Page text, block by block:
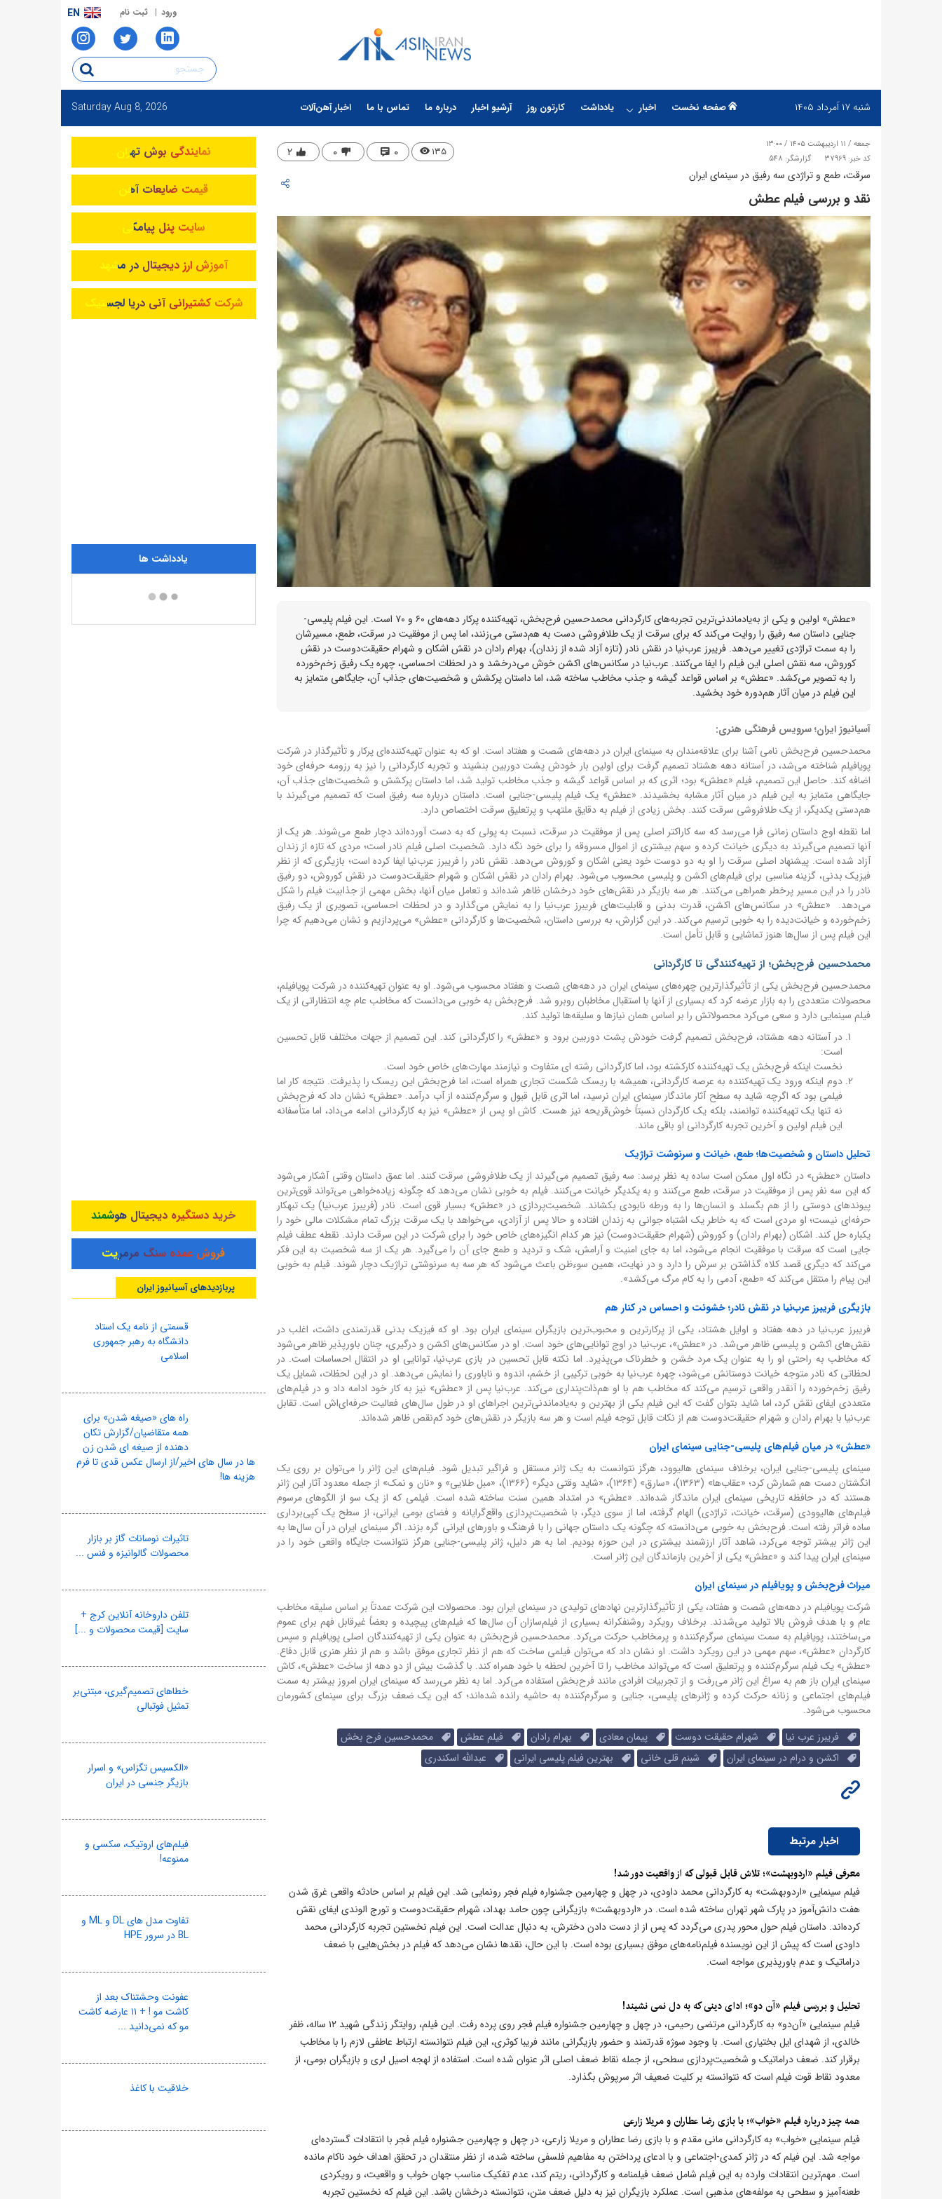
ورود ثبت نام EN
شنبه ۱۷ اَمرداد ۱۴۰۵ صفحه نخست اخبار یادداشت کارتون روز آرشیو اخبار درباره ما تماس با ما اخبار آهن‌آلات SaturdayAug 8, 2026
جمعه / ۱۱ اردیبهشت ۱۴۰۵ / ۱۳:۰۰
کد خبر: 37969
گزارشگر: 548 ۱۳۵ ۰ ۰ ۲
سرقت، طمع و تراژدی سه رفیق در سینمای ایران
نقد و بررسی فیلم عطش
«عطش» اولین و یکی از به‌یادماندنی‌ترین تجربه‌های کارگردانی محمدحسین فرح‌بخش، تهیه‌کننده پرکار دهه‌های ۶۰ و ۷۰ است. این فیلم پلیسی-
جنایی داستان سه رفیق را روایت می‌کند که برای سرقت از یک طلافروشی دست به هم‌دستی می‌زنند، اما پس از موفقیت در سرقت، طمع، مسیرشان
را به سمت تراژدی تغییر می‌دهد. فریبرز عرب‌نیا در نقش نادر (تازه آزاد شده از زندان)، بهرام رادان در نقش اشکان و شهرام حقیقت‌دوست در نقش
کوروش، سه نقش اصلی این فیلم را ایفا می‌کنند. عرب‌نیا در سکانس‌های اکشن خوش می‌درخشد و در لحظات احساسی، چهره یک رفیق زخم‌خورده
را به تصویر می‌کشد. «عطش» بر اساس قواعد گیشه و جذب مخاطب ساخته شد، اما داستان پرکشش و شخصیت‌های جذاب آن، جایگاهی متمایز به
این فیلم در میان آثار هم‌دوره خود بخشید.
آسیانیوز ایران؛ سرویس فرهنگی هنری:
محمدحسین فرح‌بخش نامی آشنا برای علاقه‌مندان به سینمای ایران در دهه‌های شصت و هفتاد است. او که به عنوان تهیه‌کننده‌ای پرکار و تأثیرگذار در شرکت
پویافیلم شناخته می‌شد، در آستانه دهه هشتاد تصمیم گرفت برای اولین بار خودش پشت دوربین بنشیند و تجربه کارگردانی را نیز به رزومه حرفه‌ای خود
اضافه کند. حاصل این تصمیم، فیلم «عطش» بود؛ اثری که بر اساس قواعد گیشه و جذب مخاطب تولید شد، اما داستان پرکشش و شخصیت‌های جذاب آن،
جایگاهی متمایز به این فیلم در میان آثار مشابه بخشیدند. «عطش» یک فیلم پلیسی-جنایی است. داستان درباره سه رفیق است که تصمیم می‌گیرند با
هم‌دستی یکدیگر، از یک طلافروشی سرقت کنند. بخش زیادی از فیلم به دقایق ملتهب و پرتعلیق سرقت اختصاص دارد.
اما نقطه اوج داستان زمانی فرا می‌رسد که سه کاراکتر اصلی پس از موفقیت در سرقت، نسبت به پولی که به دست آورده‌اند دچار طمع می‌شوند. هر یک از
آنها تصمیم می‌گیرند به دیگری خیانت کرده و سهم بیشتری از اموال مسروقه را برای خود نگه دارد. شخصیت اصلی فیلم نادر است؛ مردی که تازه از زندان
آزاد شده است. پیشنهاد اصلی سرقت را او به دو دوست خود یعنی اشکان و کوروش می‌دهد. نقش نادر را فریبرز عرب‌نیا ایفا کرده است؛ بازیگری که از نظر
فیزیک بدنی، گزینه مناسبی برای فیلم‌های اکشن و پلیسی محسوب می‌شود. بهرام رادان در نقش اشکان و شهرام حقیقت‌دوست در نقش کوروش، دو رفیق
نادر را در این مسیر پرخطر همراهی می‌کنند. هر سه بازیگر در نقش‌های خود درخشان ظاهر شده‌اند و تعامل میان آنها، بخش مهمی از جذابیت فیلم را شکل
می‌دهد. «عطش» در سکانس‌های اکشن، قدرت بدنی و قابلیت‌های فریبرز عرب‌نیا را به نمایش می‌گذارد و در لحظات احساسی، تصویری از یک رفیق
زخم‌خورده و خیانت‌دیده را به خوبی ترسیم می‌کند. در این گزارش، به بررسی داستان، شخصیت‌ها و کارگردانی «عطش» می‌پردازیم و نشان می‌دهیم که چرا
این فیلم پس از سال‌ها هنوز تماشایی و قابل تأمل است.
محمدحسین فرح‌بخش؛ از تهیه‌کنندگی تا کارگردانی
محمدحسین فرح‌بخش یکی از تأثیرگذارترین چهره‌های سینمای ایران در دهه‌های شصت و هفتاد محسوب می‌شود. او به عنوان تهیه‌کننده در شرکت پویافیلم،
محصولات متعددی را به بازار عرضه کرد که بسیاری از آنها با استقبال مخاطبان روبرو شد. فرح‌بخش به خوبی می‌دانست که مخاطب عام چه انتظاراتی از یک
فیلم سینمایی دارد و سعی می‌کرد محصولاتش را بر اساس همان نیازها و سلیقه‌ها تولید کند.
در آستانه دهه هشتاد، فرح‌بخش تصمیم گرفت خودش پشت دوربین برود و «عطش» را کارگردانی کند. این تصمیم از جهات مختلف قابل تحسین
است:
نخست اینکه فرح‌بخش یک تهیه‌کننده کارکشته بود، اما کارگردانی رشته ای متفاوت و نیازمند مهارت‌های خاص خود است.
دوم اینکه ورود یک تهیه‌کننده به عرصه کارگردانی، همیشه با ریسک شکست تجاری همراه است، اما فرح‌بخش این ریسک را پذیرفت. نتیجه کار اما
فیلمی بود که اگرچه شاید به سطح آثار ماندگار سینمای ایران نرسید، اما اثری قابل قبول و سرگرم‌کننده از آب درآمد. «عطش» نشان داد که فرح‌بخش
نه تنها یک تهیه‌کننده توانمند، بلکه یک کارگردان نسبتاً خوش‌قریحه نیز هست. کاش او پس از «عطش» نیز به کارگردانی ادامه می‌داد، اما متأسفانه
این فیلم اولین و آخرین تجربه کارگردانی او باقی ماند.
تحلیل داستان و شخصیت‌ها؛ طمع، خیانت و سرنوشت تراژیک
داستان «عطش» در نگاه اول ممکن است ساده به نظر برسد: سه رفیق تصمیم می‌گیرند از یک طلافروشی سرقت کنند. اما عمق داستان وقتی آشکار می‌شود
که این سه نفر پس از موفقیت در سرقت، طمع می‌کنند و به یکدیگر خیانت می‌کنند. فیلم به خوبی نشان می‌دهد که چگونه زیاده‌خواهی می‌تواند قوی‌ترین
پیوندهای دوستی را از هم بگسلد و انسان‌ها را به ورطه نابودی بکشاند. شخصیت‌پردازی در «عطش» بسیار قوی است. نادر (فریبرز عرب‌نیا) یک تبهکار
حرفه‌ای نیست؛ او مردی است که به خاطر یک اشتباه جوانی به زندان افتاده و حالا پس از آزادی، می‌خواهد با یک سرقت بزرگ تمام مشکلات مالی خود را
یکباره حل کند. اشکان (بهرام رادان) و کوروش (شهرام حقیقت‌دوست) نیز هر کدام انگیزه‌های خاص خود را برای شرکت در این سرقت دارند. نقطه عطف فیلم
جایی است که سرقت با موفقیت انجام می‌شود، اما به جای امنیت و آرامش، شک و تردید و طمع جای آن را می‌گیرد. هر یک از سه شخصیت به این فکر
می‌کند که دیگری قصد کلاه گذاشتن بر سرش را دارد و در نهایت، همین سوءظن باعث می‌شود که هر سه به سرنوشتی تراژیک دچار شوند. فیلم به خوبی
این پیام را منتقل می‌کند که «طمع، آدمی را به کام مرگ می‌کشد».
بازیگری فریبرز عرب‌نیا در نقش نادر؛ خشونت و احساس در کنار هم
فریبرز عرب‌نیا در دهه هفتاد و اوایل هشتاد، یکی از پرکارترین و محبوب‌ترین بازیگران سینمای ایران بود. او که فیزیک بدنی قدرتمندی داشت، اغلب در
نقش‌های اکشن و پلیسی ظاهر می‌شد. در «عطش»، عرب‌نیا در اوج توانایی‌های خود است. او در سکانس‌های اکشن و درگیری، چنان باورپذیر ظاهر می‌شود
که مخاطب به راحتی او را به عنوان یک مرد خشن و خطرناک می‌پذیرد. اما نکته قابل تحسین در بازی عرب‌نیا، توانایی او در انتقال احساسات است. در
لحظاتی که نادر متوجه خیانت دوستانش می‌شود، چهره عرب‌نیا به خوبی ترکیبی از خشم، اندوه و ناباوری را نمایش می‌دهد. او در این لحظات، شمایل یک
رفیق زخم‌خورده را آنقدر واقعی ترسیم می‌کند که مخاطب هم با او هم‌ذات‌پنداری می‌کند. عرب‌نیا پس از «عطش» نیز به کار خود ادامه داد و در فیلم‌های
متعددی ایفای نقش کرد، اما شاید بتوان گفت که این فیلم یکی از بهترین و به‌یادماندنی‌ترین اجراهای او در طول سال‌های فعالیت حرفه‌ای‌اش است. تقابل
عرب‌نیا با بهرام رادان و شهرام حقیقت‌دوست هم از نکات قابل توجه فیلم است و هر سه بازیگر در نقش‌های خود کم‌نقص ظاهر شده‌اند.
«عطش» در میان فیلم‌های پلیسی-جنایی سینمای ایران
سینمای پلیسی-جنایی ایران، برخلاف سینمای هالیوود، هرگز نتوانست به یک ژانر مستقل و فراگیر تبدیل شود. فیلم‌های این ژانر را می‌توان بر روی یک
انگشتان دست هم شمارش کرد؛ «عقاب‌ها» (۱۳۶۳)، «سارق» (۱۳۶۴)، «شاید وقتی دیگر» (۱۳۶۶)، «مبل طلایی» و «نان و نمک» از جمله معدود آثار این ژانر
هستند که در حافظه تاریخی سینمای ایران ماندگار شده‌اند. «عطش» در امتداد همین سنت ساخته شده است. فیلمی که از یک سو از الگوهای مرسوم
فیلم‌های هالیوودی (سرقت، خیانت، تراژدی) الهام گرفته، اما از سوی دیگر، با شخصیت‌پردازی واقع‌گرایانه و فضای بومی ایرانی، از سطح یک کپی‌برداری
ساده فراتر رفته است. فرح‌بخش به خوبی می‌دانسته که چگونه یک داستان جهانی را با فرهنگ و باورهای ایرانی گره بزند. اگر سینمای ایران در آن سال‌ها به
این ژانر بیشتر توجه می‌کرد، شاهد آثار ارزشمند بیشتری در این حوزه بودیم. اما به هر دلیل، ژانر پلیسی-جنایی هرگز نتوانست جایگاه واقعی خود را در
سینمای ایران پیدا کند و «عطش» یکی از آخرین بازماندگان این ژانر است.
میراث فرح‌بخش و پویافیلم در سینمای ایران
شرکت پویافیلم در دهه‌های شصت و هفتاد، یکی از تأثیرگذارترین نهادهای تولیدی در سینمای ایران بود. محصولات این شرکت عمدتاً بر اساس سلیقه مخاطب
عام و با هدف فروش بالا تولید می‌شدند. برخلاف رویکرد روشنفکرانه بسیاری از فیلم‌سازان آن سال‌ها که فیلم‌های پیچیده و بعضاً غیرقابل فهم برای عموم
می‌ساختند، پویافیلم به سمت سینمای سرگرم‌کننده و پرمخاطب حرکت می‌کرد. محمدحسین فرح‌بخش به عنوان یکی از تهیه‌کنندگان اصلی پویافیلم و سپس
کارگردان «عطش»، سهم مهمی در این رویکرد داشت. او نشان داد که می‌توان فیلمی ساخت که هم از نظر تجاری موفق باشد و هم از نظر هنری قابل دفاع.
«عطش» یک فیلم سرگرم‌کننده و پرتعلیق است که می‌تواند مخاطب را تا آخرین لحظه با خود همراه کند. با گذشت بیش از دو دهه از ساخت «عطش»، کاش
سینمای ایران باز هم به سراغ این ژانر می‌رفت و از تجربیات افرادی مانند فرح‌بخش استفاده می‌کرد. اما به نظر می‌رسد که سینمای ایران امروز بیشتر به سمت
فیلم‌های اجتماعی و زنانه حرکت کرده و ژانرهای پلیسی، جنایی و سرگرم‌کننده به حاشیه رانده شده‌اند؛ که این یک ضعف بزرگ برای سینمای کشورمان
محسوب می‌شود.
فریبرز عرب نیا
شهرام حقیقت دوست پیمان معادی بهرام رادان فیلم عطش
محمدحسین فرح بخش
اکشن و درام در سینمای ایران
شبنم قلی خانی بهترین فیلم پلیسی ایرانی عبدالله اسکندری
اخبار مرتبط
معرفی فیلم «اردوبهشت»؛ تلاش قابل قبولی که از واقعیت دور شد!
فیلم سینمایی «اردوبهشت» به کارگردانی محمد داودی، در چهل و چهارمین جشنواره فیلم فجر رونمایی شد. این فیلم بر اساس حادثه واقعی غرق شدن
هفت دانش‌آموز در پارک شهر تهران ساخته شده است. در «اردوبهشت» بازیگرانی چون حامد بهداد، شهرام حقیقت‌دوست و تورج الوندی ایفای نقش
کرده‌اند. داستان فیلم حول محور پدری می‌گردد که پس از از دست دادن دخترش، به دنبال عدالت است. این فیلم نخستین تجربه کارگردانی محمد
داودی است که پیش از این نویسنده فیلم‌نامه‌های موفق بسیاری بوده است. با این حال، نقدها نشان می‌دهد که فیلم در بخش‌هایی با ضعف
دراماتیک و عدم باورپذیری مواجه است.
تحلیل و بررسی فیلم «آن دو»؛ ادای دینی که به دل نمی نشیند!
فیلم سینمایی «آن‌دو» به کارگردانی مرتضی رحیمی، در چهل و چهارمین جشنواره فیلم فجر روی پرده رفت. این فیلم، روایتگر زندگی شهید ۱۲ ساله، ظفر
خالدی، از شهدای ایل بختیاری است. با وجود سوژه قدرتمند و حضور بازیگرانی مانند فریبا کوثری، این فیلم نتوانسته ارتباط عاطفی لازم را با مخاطب
برقرار کند. ضعف دراماتیک و شخصیت‌پردازی سطحی، از جمله نقاط ضعف اصلی اثر عنوان شده است. استفاده از لهجه اصیل لری و بازیگران بومی، از
معدود نقاط قوت فیلم است که نتوانسته بر کلیت ضعیف اثر سرپوش بگذارد.
همه چیز درباره فیلم «خواب»؛ با بازی رضا عطاران و مریلا زارعی
فیلم سینمایی «خواب» به کارگردانی مانی مقدم و با بازی رضا عطاران و مریلا زارعی، در چهل و چهارمین جشنواره فیلم فجر با انتقادات گسترده‌ای
مواجه شد. این فیلم که در ژانر کمدی-اجتماعی و با ادعای پرداختن به مفاهیم فلسفی ساخته شده، از نظر منتقدان در تحقق اهداف خود ناکام مانده
است. مهم‌ترین انتقادات وارده به این فیلم شامل ضعف فیلمنامه و کارگردانی، ریتم کند، عدم تفکیک مناسب جهان خواب و واقعیت، و رویکردی
طعنه‌آمیز و سطحی به مولفه‌های مذهبی است. عملکرد بازیگران نیز به دلیل ضعف متن، نتوانسته درخشان باشد. این فیلم که نخستین تجربه
نمایندگی بوش تهران
قیمت ضایعات آهن
سایت پنل پیامکی
آموزش ارز دیجیتال در مشهد
شرکت کشتیرانی آنی دریا لجستیک
یادداشت ها
خرید دستگیره دیجیتال هوشمند
فروش عمده سنگ مرمریت
پربازدیدهای آسیانیوز ایران
قسمتی از نامه یک استاد
دانشگاه به رهبر جمهوری
اسلامی
راه های «صیغه شدن» برای
همه متقاضیان/گزارش تکان
دهنده از صیغه ای شدن زن
ها در سال های اخیر/از ارسال عکس قدی تا فرم
هزینه ها!
تاثیرات نوسانات گاز بر بازار
محصولات گالوانیزه و فنس ...
تلفن داروخانه آنلاین کرج +
سایت [قیمت محصولات و ...]
خطاهای تصمیم‌گیری، مبتنی‌بر
تمثیل فوتبالی
«الکسیس تگزاس» و اسرار
بازیگر جنسی در ایران
فیلم‌های اروتیک، سکسی و
ممنوعه!
تفاوت مدل های DL و ML و
BL در سرور HPE
عفونت وحشتناک بعد از
کاشت مو ! + ۱۱ عارضه کاشت
مو که نمی‌دانید ...
خلاقیت با کاغذ